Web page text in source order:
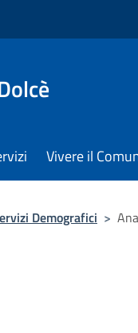
Vivere il
Demografici >